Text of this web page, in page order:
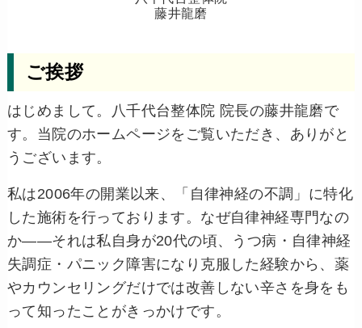
藤井龍磨
ご挨拶
はじめまして。八千代台整体院 院長の藤井龍磨で
す。当院のホームページをご覧いただき、ありがと
うございます。
私は2006年の開業以来、「自律神経の不調」に特化
した施術を行っております。なぜ自律神経専門なの
か――それは私自身が20代の頃、うつ病・自律神経
失調症・パニック障害になり克服した経験から、薬
やカウンセリングだけでは改善しない辛さを身をも
って知ったことがきっかけです。